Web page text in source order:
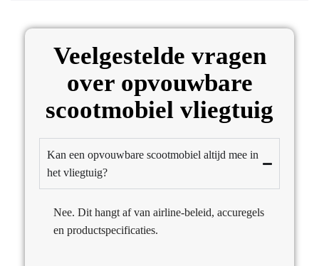
Veelgestelde vragen
over opvouwbare
scootmobiel vliegtuig
Kan een opvouwbare scootmobiel altijd mee in
het vliegtuig?
Nee. Dit hangt af van airline-beleid, accuregels
en productspecificaties.